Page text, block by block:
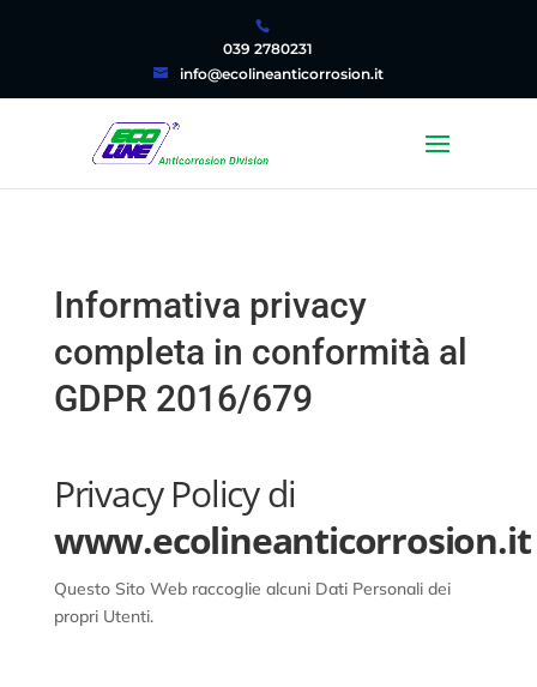
039 2780231
info@ecolineanticorrosion.it
Informativa privacy
completa in conformità al
GDPR 2016/679
Privacy Policy di
www.ecolineanticorrosion.it
Questo Sito Web raccoglie alcuni Dati Personali dei
propri Utenti.